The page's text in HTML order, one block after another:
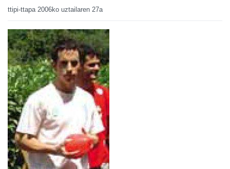
ttipi-ttapa 2006ko uztailaren 27a